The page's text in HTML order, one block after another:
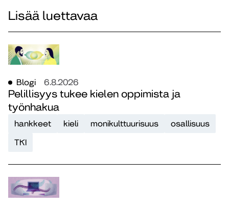
Lisää luettavaa
Blogi 6.8.2026
Pelillisyys tukee kielen oppimista ja
työnhakua
hankkeet kieli monikulttuurisuus
osallisuus
TKI